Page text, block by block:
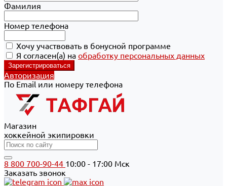
Фамилия
Номер телефона
Хочу участвовать в бонусной программе
Я согласен(а) на обработку персональных данных
Авторизация
По Email или номеру телефона
Магазин
хоккейной экипировки
8 800 700-90-44 10:00 - 17:00 Мск
Заказать звонок